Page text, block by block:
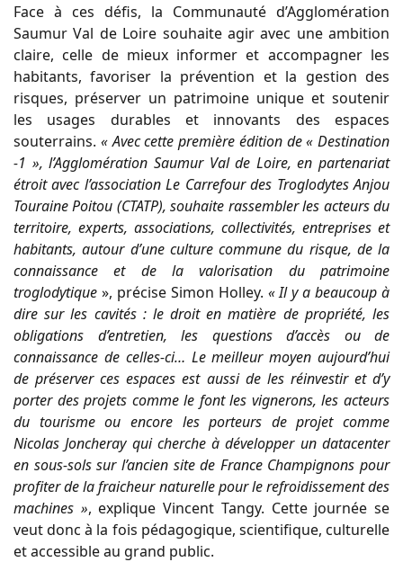
Face à ces défis, la Communauté d’Agglomération
Saumur Val de Loire souhaite agir avec une ambition
claire, celle de mieux informer et accompagner les
habitants, favoriser la prévention et la gestion des
risques, préserver un patrimoine unique et soutenir
les usages durables et innovants des espaces
souterrains. « Avec cette première édition de « Destination
-1 », l’Agglomération Saumur Val de Loire, en partenariat
étroit avec l’association Le Carrefour des Troglodytes Anjou
Touraine Poitou (CTATP), souhaite rassembler les acteurs du
territoire, experts, associations, collectivités, entreprises et
habitants, autour d’une culture commune du risque, de la
connaissance et de la valorisation du patrimoine
troglodytique », précise Simon Holley. « Il y a beaucoup à
dire sur les cavités : le droit en matière de propriété, les
obligations d’entretien, les questions d’accès ou de
connaissance de celles-ci… Le meilleur moyen aujourd’hui
de préserver ces espaces est aussi de les réinvestir et d’y
porter des projets comme le font les vignerons, les acteurs
du tourisme ou encore les porteurs de projet comme
Nicolas Joncheray qui cherche à développer un datacenter
en sous-sols sur l’ancien site de France Champignons pour
profiter de la fraicheur naturelle pour le refroidissement des
machines », explique Vincent Tangy. Cette journée se
veut donc à la fois pédagogique, scientifique, culturelle
et accessible au grand public.